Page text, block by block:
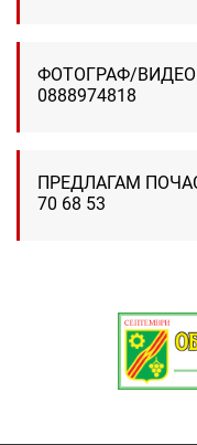
ФОТОГРАФ/
0888974818
ПРЕДЛАГАМ
70 68 53